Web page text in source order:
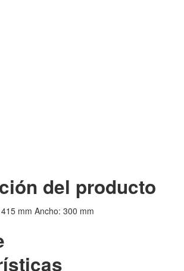
del producto
mm Ancho: 300 mm